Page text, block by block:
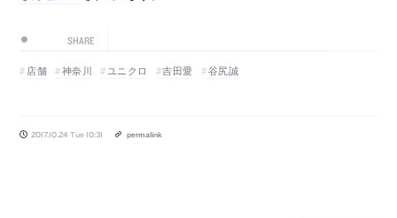
SHARE
店舗 神奈川 ユニクロ 吉田愛 谷尻誠
2017.10.24 Tue 10:31 permalink